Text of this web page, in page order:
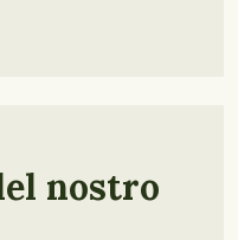
nostro